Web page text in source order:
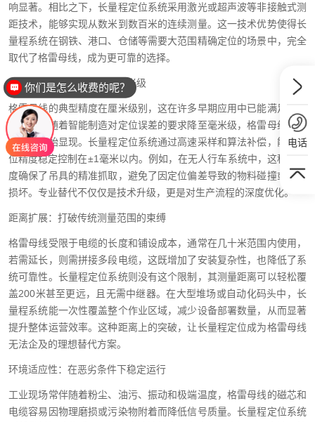
响显著。相比之下，长量程定位系统采用激光或超声波等非接触式测
距技术，能够实现从数米到数百米的连续测量。这一技术优势使得长
量程系统在钢铁、港口、仓储等需要大范围精确定位的场景中，完全
取代了格雷母线，成为更可靠的选择。
精度提升：从厘米级迈向毫米级
格雷母线的典型精度在厘米级别，这在许多早期应用中已能满足基本
需求。但随着智能制造对定位误差的要求降至毫米级，格雷母线的性
能瓶颈开始显现。长量程定位系统通过高速采样和算法补偿，能将定
位精度稳定控制在±1毫米以内。例如，在无人行车系统中，这种高精
度确保了吊具的精准抓取，避免了因定位偏差导致的物料碰撞或设备
损坏。专业替代不仅仅是技术升级，更是对生产流程的深度优化。
距离扩展：打破传统测量范围的束缚
格雷母线受限于电缆的长度和铺设成本，通常在几十米范围内使用，
若需延长，则需拼接多段电缆，这既增加了安装复杂性，也降低了系
统可靠性。长量程定位系统则没有这个限制，其测量距离可以轻松覆
盖200米甚至更远，且无需中继器。在大型堆场或自动化码头中，长
量程系统能一次性覆盖整个作业区域，减少设备部署数量，从而显著
提升整体运营效率。这种距离上的突破，让长量程定位成为格雷母线
无法企及的理想替代方案。
环境适应性：在恶劣条件下稳定运行
工业现场常伴随着粉尘、油污、振动和极端温度，格雷母线的磁芯和
电缆容易因物理磨损或污染物附着而降低信号质量。长量程定位系统
电话
你们是怎么收费的呢？